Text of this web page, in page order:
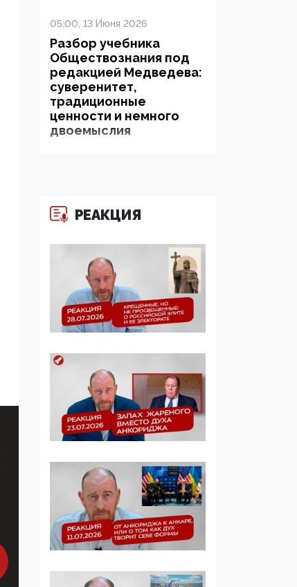
05:00, 13 Июня 2026
Разбор учебника
Обществознания под
редакцией Медведева:
суверенитет,
традиционные
ценности и немного
двоемыслия
экстремистскую
деятельность ИИТО
ЮНЕСКО в России, но
цифроглобалисты
продолжают
определять повестку в
образовании
09:43, 01 Июня 2026
5G за счет здоровья
граждан: Минцифры
намерено отобрать у
регионов и
муниципалитетов право
защищать жилые дома
и социальные объекты
05:58, 26 Мая 2026
Роскомнадзор
освободили от борца с
деструктивным и
опасным контентом
РЕАКЦИЯ